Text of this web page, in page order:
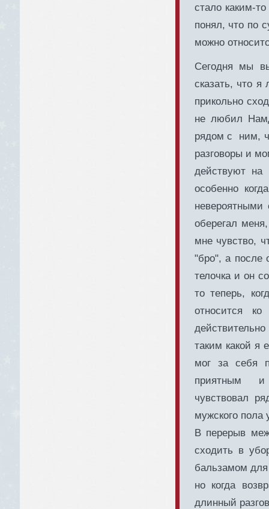
стало каким-
понял, что по
можно
Сегодня мы
сказать, что
прикольно
не любил
рядом с ним,
разговоры и
действуют
особенно
оберегал
мне чувство,
"бро", а после
телочка и он
то теперь,
относится
таким какой я
мог за себя
приятным и
чувствовал
мужского пола
В перерыв
сходить в
бальзамом для
но когда
длинный